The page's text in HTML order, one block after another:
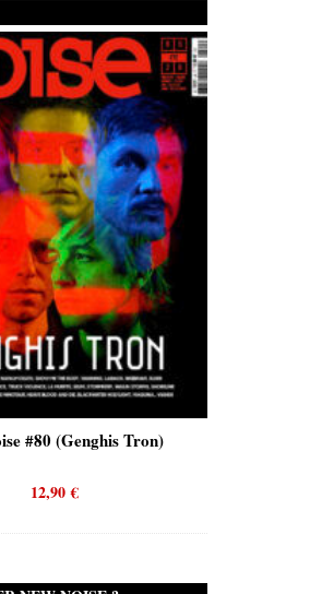
#80 (Genghis Tron)
12,90€